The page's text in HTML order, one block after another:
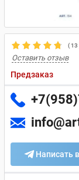
(13
Оставить отзыв
Предзаказ
Написать